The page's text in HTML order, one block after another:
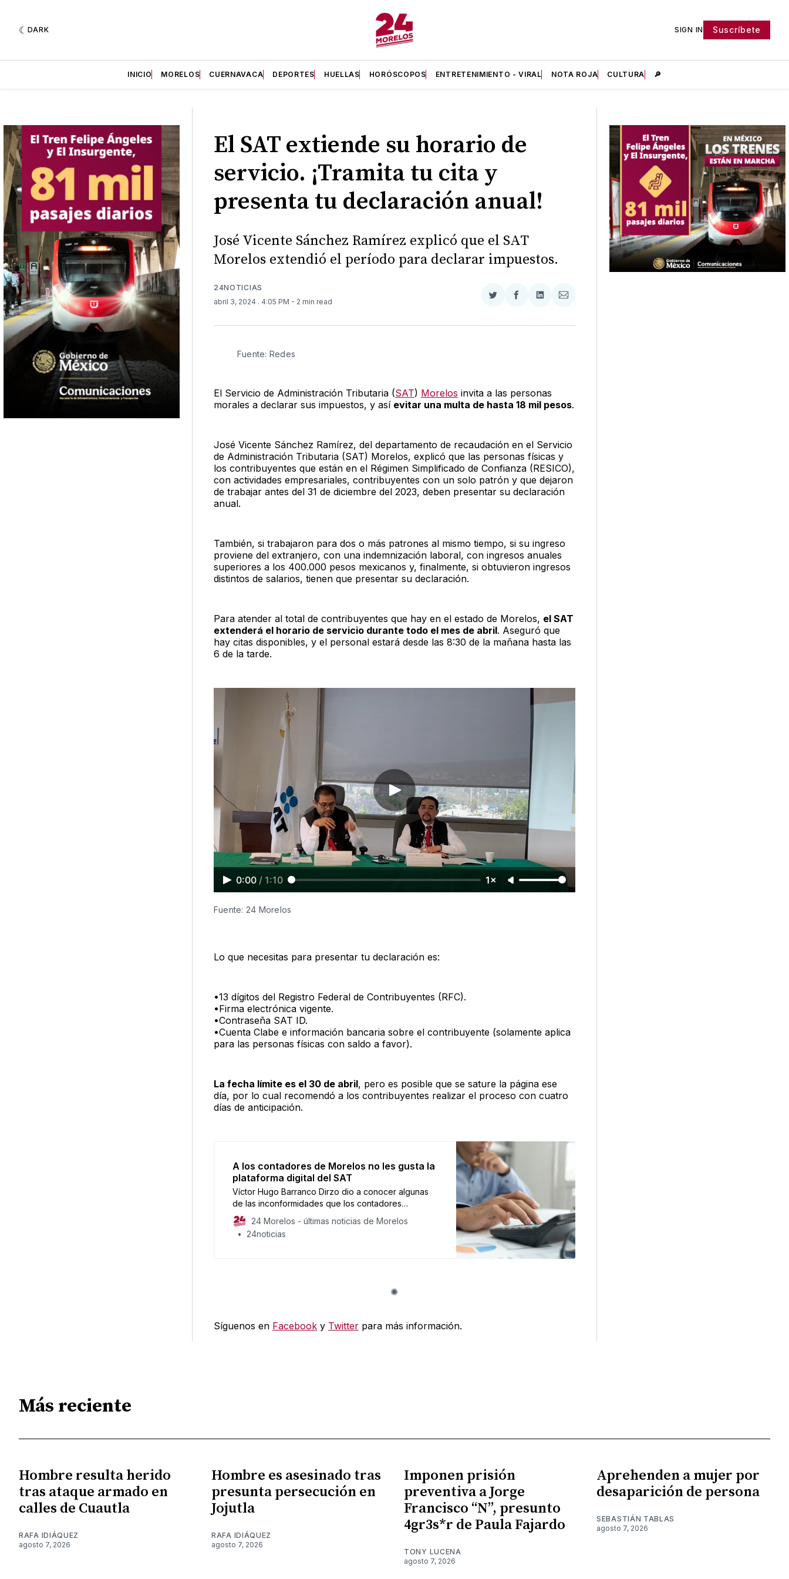
DARK SIGN IN Suscríbete
INICIO MORELOS CUERNAVACA DEPORTES HUELLAS HORÓSCOPOS ENTRETENIMIENTO - VIRAL NOTA ROJA CULTURA 🔎
El SAT extiende su horario de
servicio. ¡Tramita tu cita y
presenta tu declaración anual!
José Vicente Sánchez Ramírez explicó que el SAT
Morelos extendió el período para declarar impuestos.
24NOTICIAS
abril 3, 2024 . 4:05 PM - 2 min read
Compartir
Twitter
Compartir
Facebook
Compartir
LinkedIn
Compartir
Email
Fuente: Redes
El Servicio de Administración Tributaria (SAT) Morelos invita a las personas
morales a declarar sus impuestos, y así evitar una multa de hasta 18 mil pesos.
José Vicente Sánchez Ramírez, del departamento de recaudación en el Servicio
de Administración Tributaria (SAT) Morelos, explicó que las personas físicas y
los contribuyentes que están en el Régimen Simplificado de Confianza (RESICO),
con actividades empresariales, contribuyentes con un solo patrón y que dejaron
de trabajar antes del 31 de diciembre del 2023, deben presentar su declaración
anual.
También, si trabajaron para dos o más patrones al mismo tiempo, si su ingreso
proviene del extranjero, con una indemnización laboral, con ingresos anuales
superiores a los 400.000 pesos mexicanos y, finalmente, si obtuvieron ingresos
distintos de salarios, tienen que presentar su declaración.
Para atender al total de contribuyentes que hay en el estado de Morelos, el SAT
extenderá el horario de servicio durante todo el mes de abril. Aseguró que
hay citas disponibles, y el personal estará desde las 8:30 de la mañana hasta las
6 de la tarde.
0:00 / 1:10 1×
Fuente: 24 Morelos
Lo que necesitas para presentar tu declaración es:
•13 dígitos del Registro Federal de Contribuyentes (RFC).
•Firma electrónica vigente.
•Contraseña SAT ID.
•Cuenta Clabe e información bancaria sobre el contribuyente (solamente aplica
para las personas físicas con saldo a favor).
La fecha límite es el 30 de abril, pero es posible que se sature la página ese
día, por lo cual recomendó a los contribuyentes realizar el proceso con cuatro
días de anticipación.
A los contadores de Morelos no les gusta la
plataforma digital del SAT
Víctor Hugo Barranco Dirzo dio a conocer algunas
de las inconformidades que los contadores
presentan en la plataforma virtual del SAT.
24 Morelos - últimas noticias de Morelos
24noticias
Síguenos en Facebooky Twitterpara más información.
Más reciente
Hombre resulta herido
tras ataque armado en
calles de Cuautla
RAFA IDIÁQUEZ
agosto 7, 2026
Hombre es asesinado tras
presunta persecución en
Jojutla
RAFA IDIÁQUEZ
agosto 7, 2026
Imponen prisión
preventiva a Jorge
Francisco “N”, presunto
4gr3s*r de Paula Fajardo
TONY LUCENA
agosto 7, 2026
Aprehenden a mujer por
desaparición de persona
SEBASTIÁN TABLAS
agosto 7, 2026